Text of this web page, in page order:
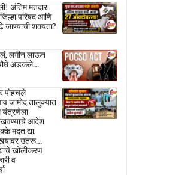
अंतिम मतदार
परिषद आणि
जाण्याची शक्यता?
लगीन लाऊन
चौघे अडकले…
पोहचले
जामोद तालुक्यात
यंत्रणेला
आदेश
मदत द्या,
उतरू…
खोलीकरण
व